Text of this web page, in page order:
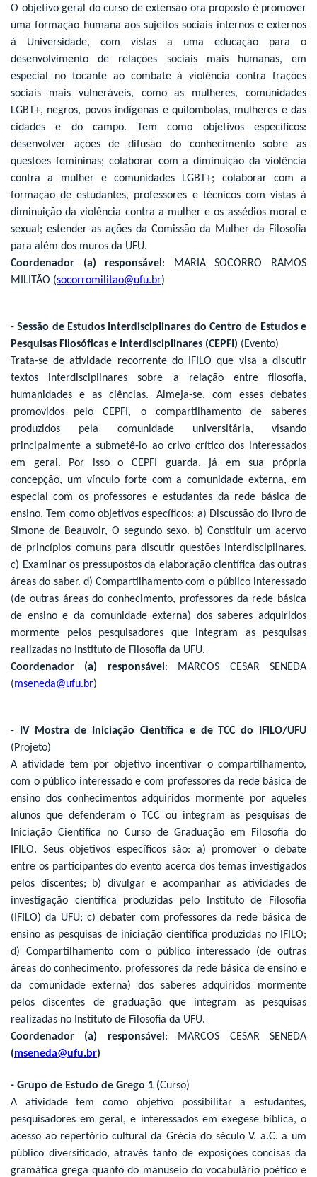
O objetivo geral do curso de extensão ora proposto é promover
uma formação humana aos sujeitos sociais internos e externos
à Universidade, com vistas a uma educação para o
desenvolvimento de relações sociais mais humanas, em
especial no tocante ao combate à violência contra frações
sociais mais vulneráveis, como as mulheres, comunidades
LGBT+, negros, povos indígenas e quilombolas, mulheres e das
cidades e do campo. Tem como objetivos específicos:
desenvolver ações de difusão do conhecimento sobre as
questões femininas; colaborar com a diminuição da violência
contra a mulher e comunidades LGBT+; colaborar com a
formação de estudantes, professores e técnicos com vistas à
diminuição da violência contra a mulher e os assédios moral e
sexual; estender as ações da Comissão da Mulher da Filosofia
para além dos muros da UFU.
Coordenador (a) responsável : MARIA SOCORRO RAMOS
MILITÃO (socorromilitao@ufu.br)
-Sessão de Estudos Interdisciplinares do Centro de Estudos e
Pesquisas Filosóficas e Interdisciplinares (CEPFI) (Evento)
Trata-se de atividade recorrente do IFILO que visa a discutir
textos interdisciplinares sobre a relação entre filosofia,
humanidades e as ciências. Almeja-se, com esses debates
promovidos pelo CEPFI, o compartilhamento de saberes
produzidos pela comunidade universitária, visando
principalmente a submetê-lo ao crivo crítico dos interessados
em geral. Por isso o CEPFI guarda, já em sua própria
concepção, um vínculo forte com a comunidade externa, em
especial com os professores e estudantes da rede básica de
ensino. Tem como objetivos específicos: a) Discussão do livro de
Simone de Beauvoir, O segundo sexo. b) Constituir um acervo
de princípios comuns para discutir questões interdisciplinares.
c) Examinar os pressupostos da elaboração científica das outras
áreas do saber. d) Compartilhamento com o público interessado
(de outras áreas do conhecimento, professores da rede básica
de ensino e da comunidade externa) dos saberes adquiridos
mormente pelos pesquisadores que integram as pesquisas
realizadas no Instituto de Filosofia da UFU.
Coordenador (a) responsável : MARCOS CESAR SENEDA
(mseneda@ufu.br)
-
IV Mostra de Iniciação Científica e de TCC do IFILO/UFU
(Projeto)
A atividade tem por objetivo incentivar o compartilhamento,
com o público interessado e com professores da rede básica de
ensino dos conhecimentos adquiridos mormente por aqueles
alunos que defenderam o TCC ou integram as pesquisas de
Iniciação Científica no Curso de Graduação em Filosofia do
IFILO. Seus objetivos específicos são: a) promover o debate
entre os participantes do evento acerca dos temas investigados
pelos discentes; b) divulgar e acompanhar as atividades de
investigação científica produzidas pelo Instituto de Filosofia
(IFILO) da UFU; c) debater com professores da rede básica de
ensino as pesquisas de iniciação científica produzidas no IFILO;
d) Compartilhamento com o público interessado (de outras
áreas do conhecimento, professores da rede básica de ensino e
da comunidade externa) dos saberes adquiridos mormente
pelos discentes de graduação que integram as pesquisas
realizadas no Instituto de Filosofia da UFU.
Coordenador (a) responsável : MARCOS CESAR SENEDA
(mseneda@ufu.br)
- Grupo de Estudo de Grego 1 (Curso)
A atividade tem como objetivo possibilitar a estudantes,
pesquisadores em geral, e interessados em exegese bíblica, o
acesso ao repertório cultural da Grécia do século V. a.C. a um
público diversificado, através tanto de exposições concisas da
gramática grega quanto do manuseio do vocabulário poético e